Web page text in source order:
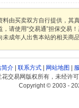
由买卖双方自行提供，
请使用“交易通”担保交
未成年人出售本站的相关商
简介| 联系方式| 网站地图
花交易网版权所有，未经许
Copyright © 2003 -